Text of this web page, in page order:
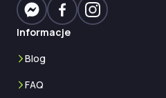
Informacje
Blog
FAQ